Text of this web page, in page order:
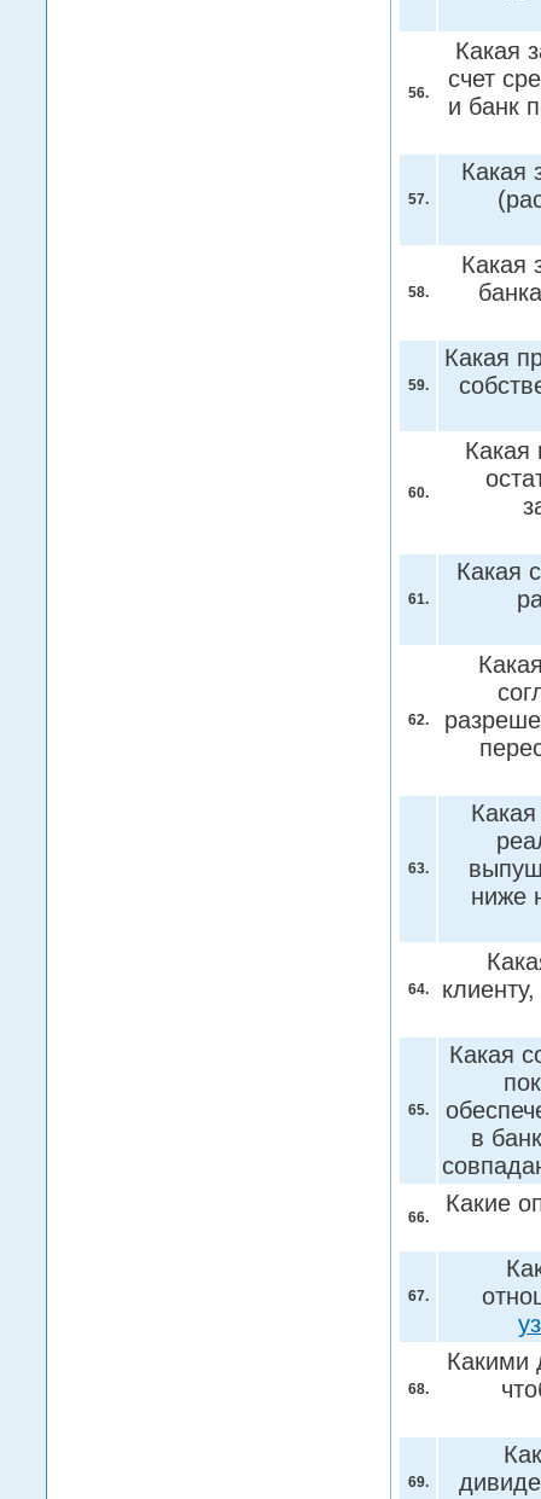
56.
Какая
счет
и банк
57.
Какая
58.
Какая
59.
Какая
60.
Какая
61.
Какая
62.
63.
ниже
64.
65.
Какая
в
66.
Какие
67.
68.
Какими
69.